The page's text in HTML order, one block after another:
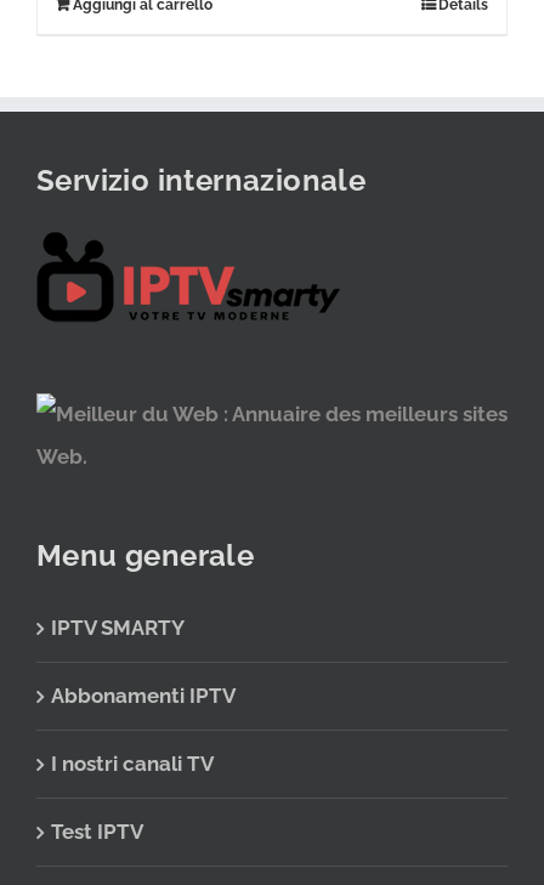
Aggiungi al carrello Details
Servizio internazionale
Menu generale
IPTV SMARTY
Abbonamenti IPTV
I nostri canali TV
Test IPTV